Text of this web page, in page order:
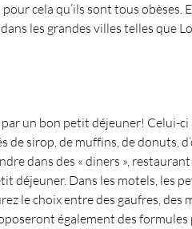
cela qu’ils sont tous obèses.
les grandes villes telles que
un bon petit déjeuner! Celui-ci
sirop, de muffins, de donuts,
dans des « diners »,
déjeuner. Dans les motels, les
le choix entre des gaufres, des
également des formules